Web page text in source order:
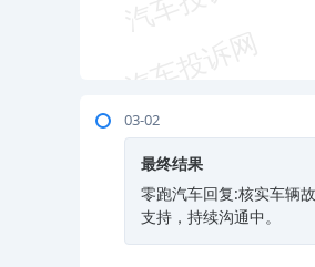
03-02
最终结果
零跑汽车回复:核实车辆
支持，持续沟通中。